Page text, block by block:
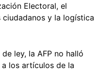
Electoral, el
y la logística
ley, la AFP no halló
los artículos de la